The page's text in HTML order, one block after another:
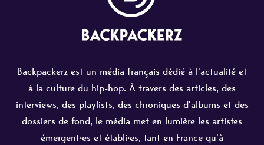
Backpackerz est un média français dédié à l'actualité et
à la culture du hip-hop. À travers des articles, des
interviews, des playlists, des chroniques d'albums et des
dossiers de fond, le média met en lumière les artistes
émergent·es et établi·es, tant en France qu'à